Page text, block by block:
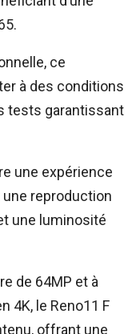
ce
à des conditions
tests garantissant
une expérience
reproduction
une luminosité
de 64MP et à
4K, le Reno11 F
offrant une